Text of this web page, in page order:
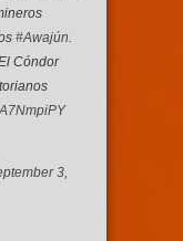
#Awajún.
Cóndor
3,